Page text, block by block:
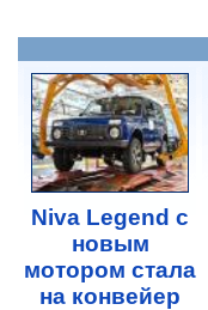
Niva Legend с
новым
мотором стала
на конвейер